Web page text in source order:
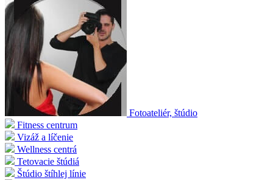
Fotoateliér, štúdio
Fitness centrum
Vizáž a líčenie
Wellness centrá
Tetovacie štúdiá
Štúdio štíhlej línie